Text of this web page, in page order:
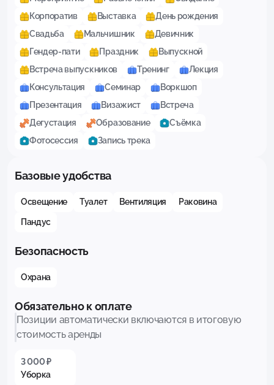
Корпоратив
Выставка
День рождения
Свадьба
Мальчишник
Девичник
Гендер-пати
Праздник
Выпускной
Встреча выпускников
Тренинг
Лекция
Консультация
Семинар
Воркшоп
Презентация
Визажист
Встреча
Дегустация
Образование
Съёмка
Фотосессия
Запись трека
Базовые удобства
Освещение Туалет Вентиляция Раковина
Пандус
Безопасность
Охрана
Обязательно к оплате
Позиции автоматически включаются в итоговую
стоимость аренды
3 000 ₽
Уборка